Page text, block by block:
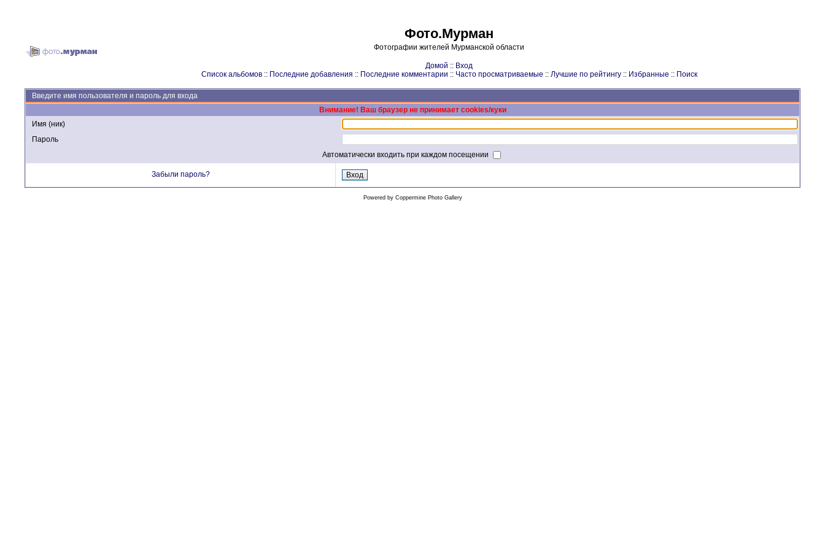
Фото.Мурман
Фотографии жителей Мурманской области
Домой :: Вход
Список альбомов:: Последние добавления :: Последние комментарии :: Часто просматриваемые :: Лучшие по рейтингу:: Избранные :: Поиск
Введите имя пользователя и пароль для входа
Внимание! Ваш браузер не принимает cookies/куки
Имя (ник)
Пароль
Автоматически входить при каждом посещении
Забыли пароль?
Powered by Coppermine Photo Gallery